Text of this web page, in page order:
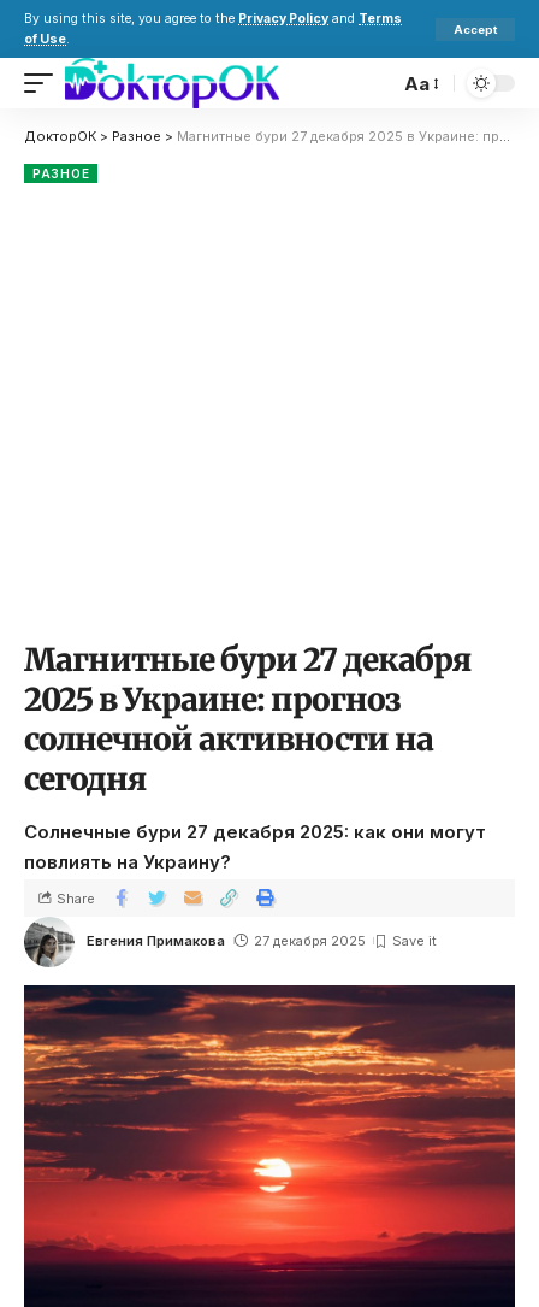
By using this site, you agree to the Privacy Policy and Terms
of Use.
Accept
Aa
ДокторОК > Разное > Магнитные бури 27 декабря 2025 в Украине: прогноз солнечной активности на сегодня
РАЗНОЕ
Магнитные бури 27 декабря
2025 в Украине: прогноз
солнечной активности на
сегодня
Солнечные бури 27 декабря 2025: как они могут
повлиять на Украину?
Евгения Примакова 27 декабря 2025
Share